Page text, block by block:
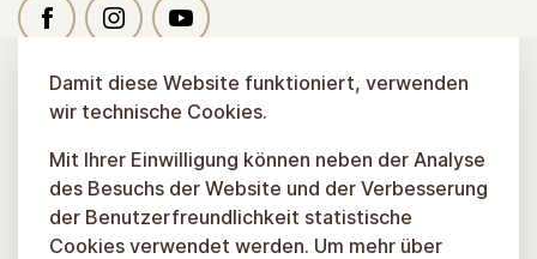
Damit diese Website funktioniert, verwenden
wir technische Cookies.
Mit Ihrer Einwilligung können neben der Analyse
des Besuchs der Website und der Verbesserung
der Benutzerfreundlichkeit statistische
Cookies verwendet werden. Um mehr über